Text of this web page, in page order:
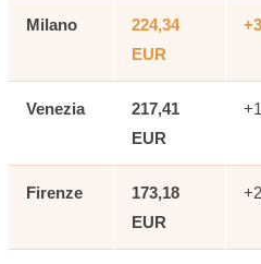
Milano
224,34
EUR
Venezia
217,41
EUR
Firenze
173,18
EUR